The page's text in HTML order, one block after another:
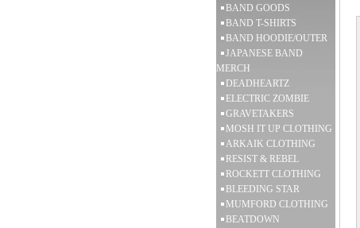
BAND GOODS
BAND T-SHIRTS
BAND HOODIE/OUTER
JAPANESE BAND
MERCH
DEADHEARTZ
ELECTRIC ZOMBIE
GRAVETAKERS
MOSH IT UP CLOTHING
ARKAIK CLOTHING
RESIST & REBEL
ROCKETT CLOTHING
BLEEDING STAR
MUMFORD CLOTHING
BEATDOWN